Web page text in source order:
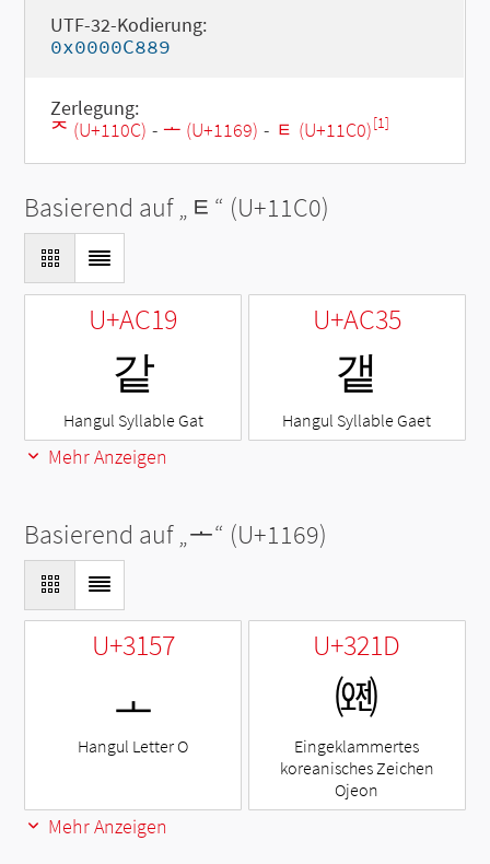
UTF-32-Kodierung:
0x0000C889
Zerlegung:
ᄌ (U+110C) - ᅩ (U+1169) - ᇀ (U+11C0)[1]
Basierend auf „ ᇀ “ (U+11C0)
U+AC19
같
Hangul Syllable Gat
U+AC35
갵
Hangul Syllable Gaet
Mehr Anzeigen
Basierend auf „ᅩ“ (U+1169)
U+3157
ㅗ
Hangul Letter O
U+321D
㈝
Eingeklammertes
koreanisches Zeichen
Ojeon
Mehr Anzeigen